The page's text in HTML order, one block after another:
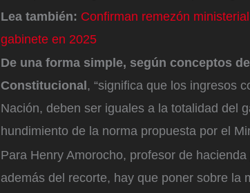
Lea también: Confirman remezón
gabinete en 2025
De una forma simple, según conceptos
Constitucional , “significa que los ingresos
Nación, deben ser iguales a la totalidad del
hundimiento de la norma propuesta por el
Para Henry Amorocho, profesor de
además del recorte, hay que poner sobre la